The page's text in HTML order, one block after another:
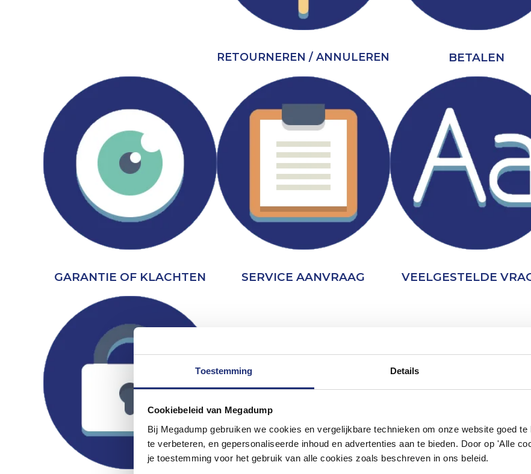
Toestemming Details
Cookiebeleid van Megadump
Bij Megadump gebruiken we cookies en vergelijkbare technieken om onze website goed
te verbeteren, en gepersonaliseerde inhoud en advertenties aan te bieden. Door op 'Alle
je toestemming voor het gebruik van alle cookies zoals beschreven in ons beleid.
RETOURNEREN / ANNULEREN BETALEN
GARANTIE OF KLACHTEN SERVICE AANVRAAG VEELGESTELDE